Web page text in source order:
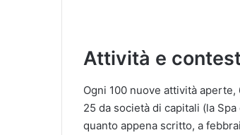
Attività e
Ogni 100 nuove attività
25 da società di capitali (la
quanto appena scritto, a